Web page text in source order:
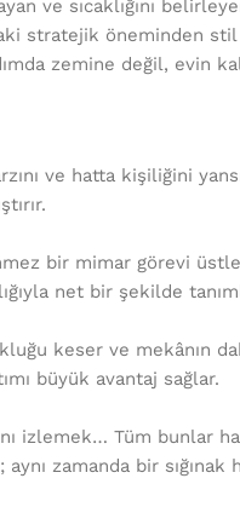
ve sıcaklığını
stratejik öneminden stil
zemine değil, evin
ve hatta kişiliğini
bir mimar görevi
net bir şekilde
keser ve mekânın
büyük avantaj sağlar.
izlemek… Tüm bunlar
zamanda bir sığınak